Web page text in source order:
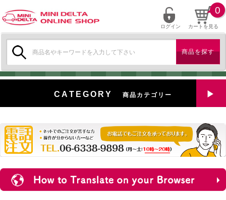
ログイン カートを見る
0
索:
CATEGORY 商品カテゴリー
特選中古車
対象商品
新入荷